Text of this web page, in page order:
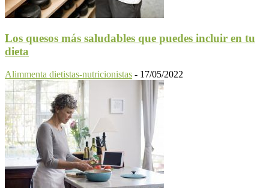
Los quesos más saludables que puedes incluir en tu
dieta
Alimmenta dietistas-nutricionistas - 17/05/2022